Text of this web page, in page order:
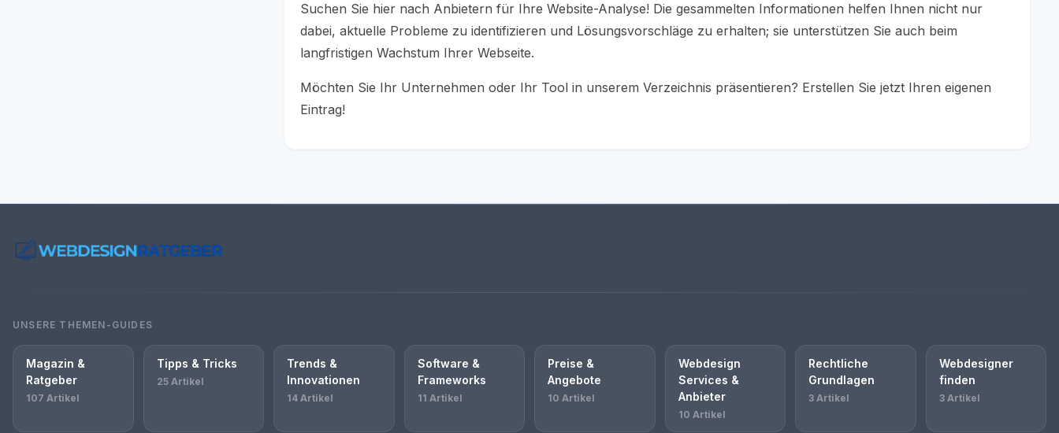
Suchen Sie hier nach Anbietern für Ihre Website-Analyse! Die gesammelten Informationen helfen Ihnen nicht nur
dabei, aktuelle Probleme zu identifizieren und Lösungsvorschläge zu erhalten; sie unterstützen Sie auch beim
langfristigen Wachstum Ihrer Webseite.
Möchten Sie Ihr Unternehmen oder Ihr Tool in unserem Verzeichnis präsentieren? Erstellen Sie jetzt Ihren eigenen
Eintrag!
UNSERE THEMEN-GUIDES
Magazin &
Ratgeber
107 Artikel
Tipps & Tricks
25 Artikel
Trends &
Innovationen
14 Artikel
Software &
Frameworks
11 Artikel
Preise &
Angebote
10 Artikel
Webdesign
Services &
Anbieter
10 Artikel
Rechtliche
Grundlagen
3 Artikel
Webdesigner
finden
3 Artikel